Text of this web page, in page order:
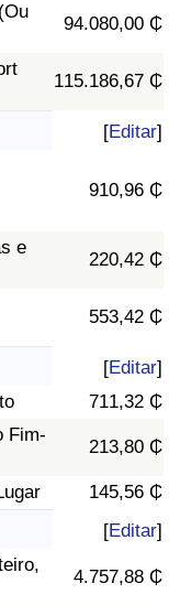
94.080,00 ₵
115.186,67 ₵
[Editar]
910,96 ₵
e
220,42 ₵
553,42 ₵
[Editar]
711,32 ₵
Fim-
213,80 ₵
145,56 ₵
[Editar]
4.757,88 ₵